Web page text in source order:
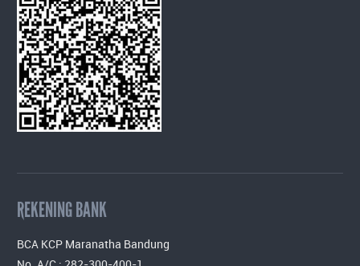
REKENING BANK
BCA KCP Maranatha Bandung